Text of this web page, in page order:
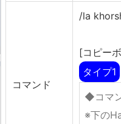
コマンド
/la
[コピー
タイプ1